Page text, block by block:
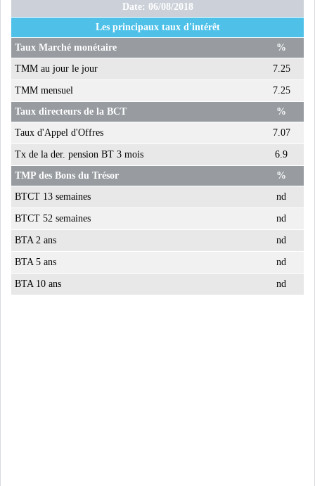
INTERVIEWS
TUSTEX PLUS
Date: 06/08/2018
Les principaux taux d'intérêt
Taux Marché monétaire
%
TMM au jour le jour
7.25
TMM mensuel
7.25
Taux directeurs de la BCT
%
Taux d'Appel d'Offres
7.07
Tx de la der. pension BT 3 mois
6.9
TMP des Bons du Trésor
%
BTCT 13 semaines
nd
BTCT 52 semaines nd
BTA 2 ans nd
BTA 5 ans nd
BTA 10 ans nd